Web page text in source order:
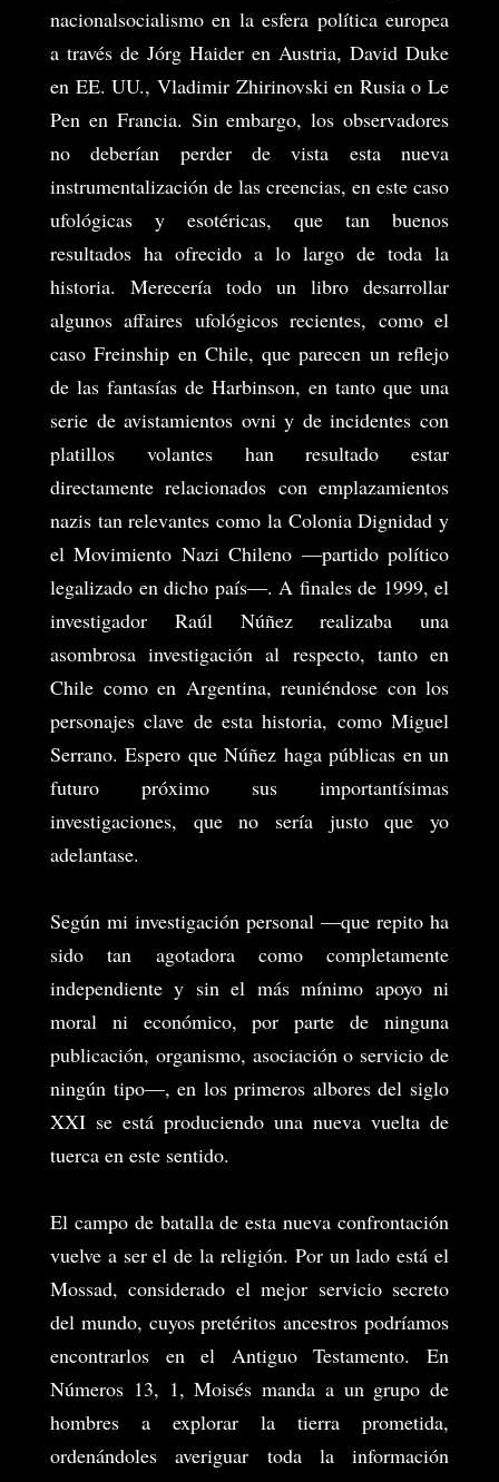
nacionalsocialismo en la esfera política europea
a través de Jórg Haider en Austria, David Duke
en EE. UU., Vladimir Zhirinovski en Rusia o Le
Pen en Francia. Sin embargo, los observadores
no deberían perder de vista esta nueva
instrumentalización de las creencias, en este caso
ufológicas y esotéricas, que tan buenos
resultados ha ofrecido a lo largo de toda la
historia. Merecería todo un libro desarrollar
algunos affaires ufológicos recientes, como el
caso Freinship en Chile, que parecen un reflejo
de las fantasías de Harbinson, en tanto que una
serie de avistamientos ovni y de incidentes con
platillos volantes han resultado estar
directamente relacionados con emplazamientos
nazis tan relevantes como la Colonia Dignidad y
el Movimiento Nazi Chileno —partido político
legalizado en dicho país—. A finales de 1999, el
investigador Raúl Núñez realizaba una
asombrosa investigación al respecto, tanto en
Chile como en Argentina, reuniéndose con los
personajes clave de esta historia, como Miguel
Serrano. Espero que Núñez haga públicas en un
futuro próximo sus importantísimas
investigaciones, que no sería justo que yo
adelantase.
Según mi investigación personal —que repito ha
sido tan agotadora como completamente
independiente y sin el más mínimo apoyo ni
moral ni económico, por parte de ninguna
publicación, organismo, asociación o servicio de
ningún tipo—, en los primeros albores del siglo
XXI se está produciendo una nueva vuelta de
tuerca en este sentido.
El campo de batalla de esta nueva confrontación
vuelve a ser el de la religión. Por un lado está el
Mossad, considerado el mejor servicio secreto
del mundo, cuyos pretéritos ancestros podríamos
encontrarlos en el Antiguo Testamento. En
Números 13, 1, Moisés manda a un grupo de
hombres a explorar la tierra prometida,
ordenándoles averiguar toda la información